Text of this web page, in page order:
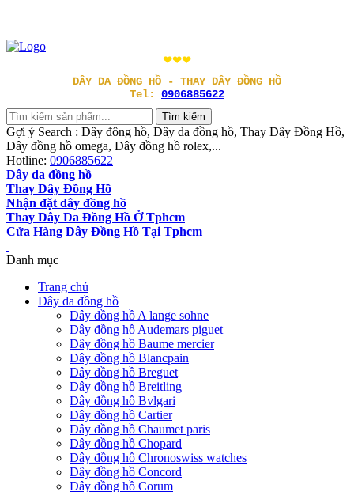
❤❤❤
DÂY DA ĐỒNG HỒ - THAY DÂY ĐỒNG HỒ
Tel: 0906885622
Gợi ý Search : Dây đông hồ, Dây da đồng hồ, Thay Dây Đồng Hồ,
Dây đồng hồ omega, Dây đồng hồ rolex,...
Hotline: 0906885622
Dây da đồng hồ
Thay Dây Đồng Hồ
Nhận đặt dây đồng hồ
Thay Dây Da Đồng Hồ Ở Tphcm
Cửa Hàng Dây Đồng Hồ Tại Tphcm
Danh mục
Trang chủ
Dây da đồng hồ
Dây đồng hồ A lange sohne
Dây đồng hồ Audemars piguet
Dây đồng hồ Baume mercier
Dây đồng hồ Blancpain
Dây đồng hồ Breguet
Dây đồng hồ Breitling
Dây đồng hồ Bvlgari
Dây đồng hồ Cartier
Dây đồng hồ Chaumet paris
Dây đồng hồ Chopard
Dây đồng hồ Chronoswiss watches
Dây đồng hồ Concord
Dây đồng hồ Corum